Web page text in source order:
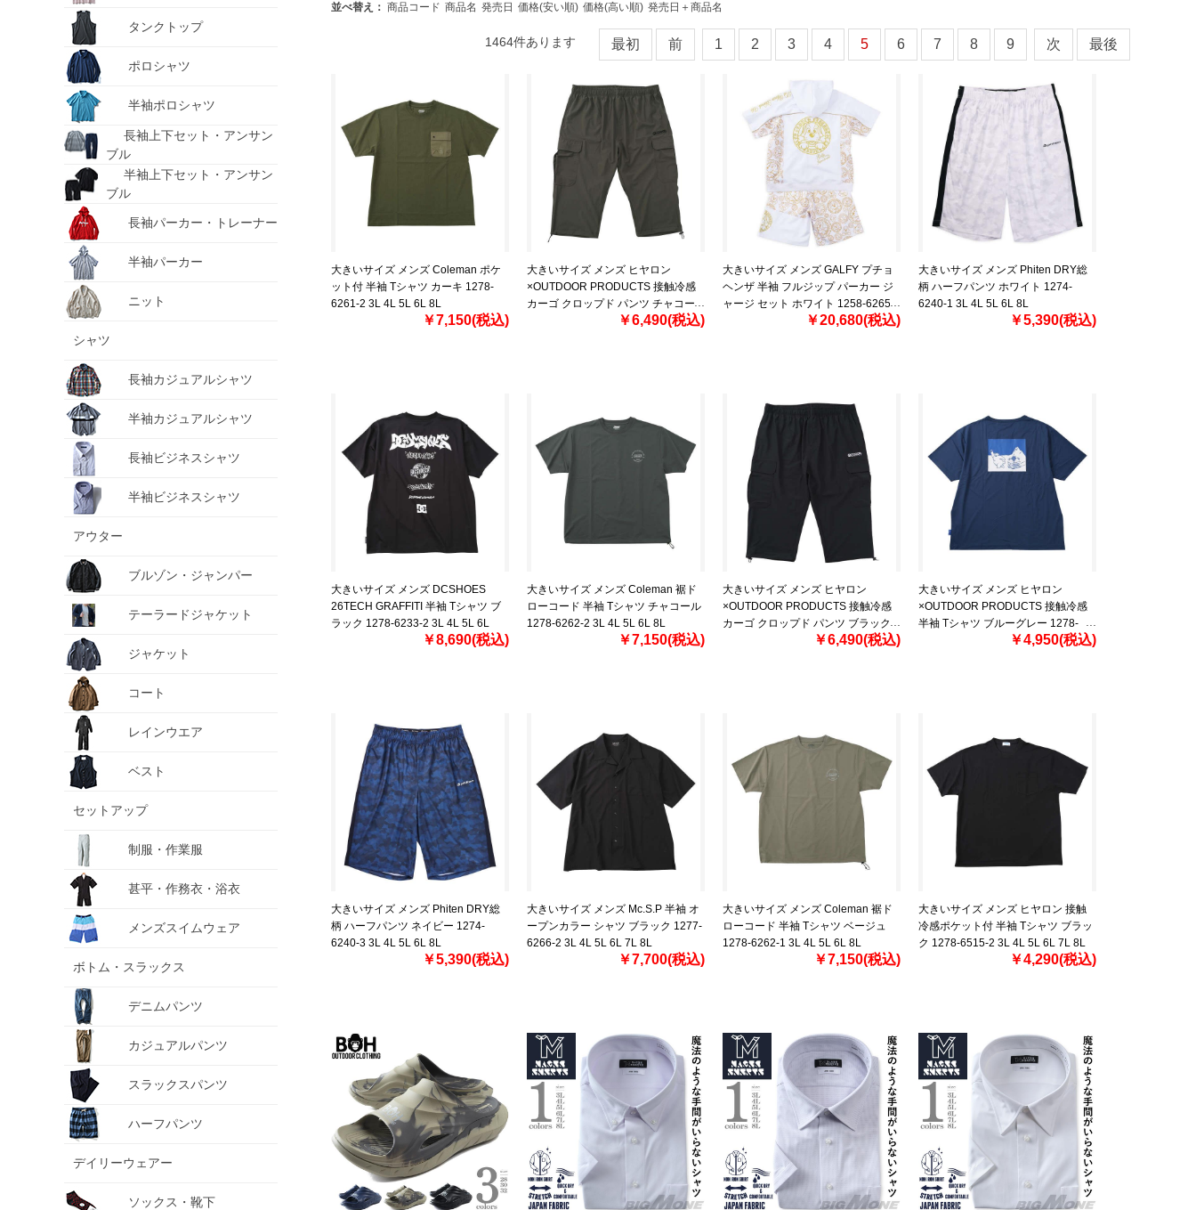
タンクトップ
ポロシャツ
半袖ポロシャツ
長袖上下セット・アンサン
ブル
半袖上下セット・アンサン
ブル
長袖パーカー・トレーナー
半袖パーカー
ニット
シャツ
長袖カジュアルシャツ
半袖カジュアルシャツ
長袖ビジネスシャツ
半袖ビジネスシャツ
アウター
ブルゾン・ジャンパー
テーラードジャケット
ジャケット
コート
レインウエア
ベスト
セットアップ
制服・作業服
甚平・作務衣・浴衣
メンズスイムウェア
ボトム・スラックス
デニムパンツ
カジュアルパンツ
スラックスパンツ
ハーフパンツ
デイリーウェアー
ソックス・靴下
並べ替え： 商品コード 商品名 発売日 価格(安い順) 価格(高い順) 発売日＋商品名
1464件あります 最初 前 1 2 3 4 5 6 7 8 9 次 最後
大きいサイズ メンズ Coleman ポケ
ット付 半袖 Tシャツ カーキ 1278-
6261-2 3L 4L 5L 6L 8L
￥7,150(税込)
大きいサイズ メンズ ヒヤロン
×OUTDOOR PRODUCTS 接触冷感
カーゴ クロップド パンツ チャコー
ル 1274-6270-1 3L 4L 5L 6L 7L 8L
￥6,490(税込)
大きいサイズ メンズ GALFY プチョ
ヘンザ 半袖 フルジップ パーカー ジ
ャージ セット ホワイト 1258-6265-1
￥20,680(税込)
大きいサイズ メンズ Phiten DRY総
柄 ハーフパンツ ホワイト 1274-
6240-1 3L 4L 5L 6L 8L
￥5,390(税込)
大きいサイズ メンズ DCSHOES
26TECH GRAFFITI 半袖 Tシャツ ブ
ラック 1278-6233-2 3L 4L 5L 6L
￥8,690(税込)
大きいサイズ メンズ Coleman 裾ド
ローコード 半袖 Tシャツ チャコール
1278-6262-2 3L 4L 5L 6L 8L
￥7,150(税込)
大きいサイズ メンズ ヒヤロン
×OUTDOOR PRODUCTS 接触冷感
カーゴ クロップド パンツ ブラック
1274-6270-2 3L 4L 5L 6L 7L 8L
￥6,490(税込)
大きいサイズ メンズ ヒヤロン
×OUTDOOR PRODUCTS 接触冷感
半袖 Tシャツ ブルーグレー 1278-
6517-2 3L 4L 5L 6L 7L 8L￥4,950(税込)
大きいサイズ メンズ Phiten DRY総
柄 ハーフパンツ ネイビー 1274-
6240-3 3L 4L 5L 6L 8L
￥5,390(税込)
大きいサイズ メンズ Mc.S.P 半袖 オ
ープンカラー シャツ ブラック 1277-
6266-2 3L 4L 5L 6L 7L 8L
￥7,700(税込)
大きいサイズ メンズ Coleman 裾ド
ローコード 半袖 Tシャツ ベージュ
1278-6262-1 3L 4L 5L 6L 8L
￥7,150(税込)
大きいサイズ メンズ ヒヤロン 接触
冷感ポケット付 半袖 Tシャツ ブラッ
ク 1278-6515-2 3L 4L 5L 6L 7L 8L
￥4,290(税込)